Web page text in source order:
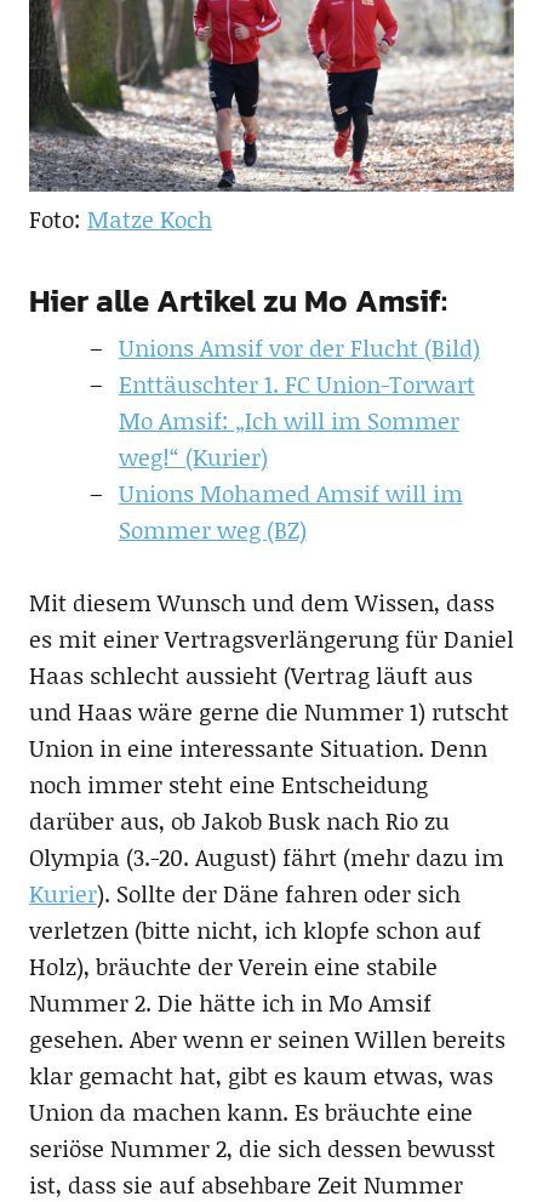
Foto: Matze Koch
Hier alle Artikel zu Mo Amsif:
Unions Amsif vor der Flucht (Bild)
Enttäuschter 1. FC Union-Torwart
Mo Amsif: „Ich will im Sommer
weg!“ (Kurier)
Unions Mohamed Amsif will im
Sommer weg (BZ)
Mit diesem Wunsch und dem Wissen, dass
es mit einer Vertragsverlängerung für Daniel
Haas schlecht aussieht (Vertrag läuft aus
und Haas wäre gerne die Nummer 1) rutscht
Union in eine interessante Situation. Denn
noch immer steht eine Entscheidung
darüber aus, ob Jakob Busk nach Rio zu
Olympia (3.-20. August) fährt (mehr dazu im
Kurier). Sollte der Däne fahren oder sich
verletzen (bitte nicht, ich klopfe schon auf
Holz), bräuchte der Verein eine stabile
Nummer 2. Die hätte ich in Mo Amsif
gesehen. Aber wenn er seinen Willen bereits
klar gemacht hat, gibt es kaum etwas, was
Union da machen kann. Es bräuchte eine
seriöse Nummer 2, die sich dessen bewusst
ist, dass sie auf absehbare Zeit Nummer